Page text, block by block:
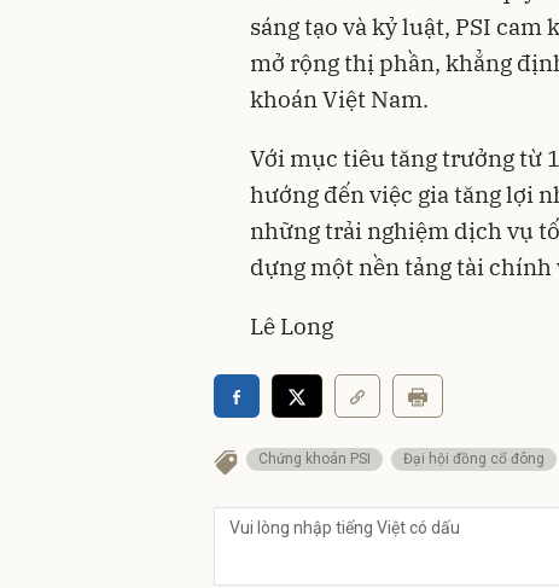
sáng tạo và kỷ luật, PSI cam
mở rộng thị phần, khẳng
khoán Việt Nam.
Với mục tiêu tăng trưởng từ
hướng đến việc gia tăng lợi
những trải nghiệm dịch vụ
dựng một nền tảng tài
Lê Long
Chứng khoán PSI Đại hội đồng cổ đông